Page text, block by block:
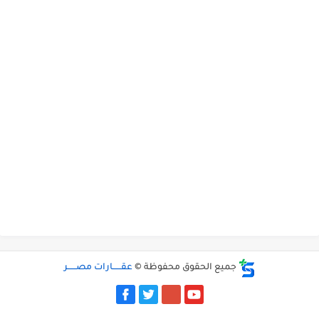
جميع الحقوق محفوظة © عقــــــارات مصــــــر